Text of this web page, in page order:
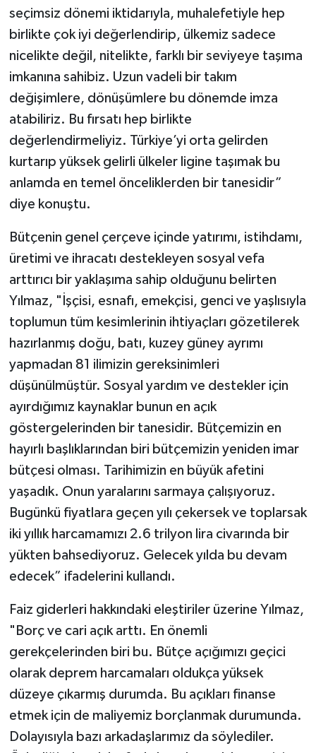
seçimsiz dönemi iktidarıyla, muhalefetiyle hep
birlikte çok iyi değerlendirip, ülkemiz sadece
nicelikte değil, nitelikte, farklı bir seviyeye taşıma
imkanına sahibiz. Uzun vadeli bir takım
değişimlere, dönüşümlere bu dönemde imza
atabiliriz. Bu fırsatı hep birlikte
değerlendirmeliyiz. Türkiye’yi orta gelirden
kurtarıp yüksek gelirli ülkeler ligine taşımak bu
anlamda en temel önceliklerden bir tanesidir”
diye konuştu.
Bütçenin genel çerçeve içinde yatırımı, istihdamı,
üretimi ve ihracatı destekleyen sosyal vefa
arttırıcı bir yaklaşıma sahip olduğunu belirten
Yılmaz, "İşçisi, esnafı, emekçisi, genci ve yaşlısıyla
toplumun tüm kesimlerinin ihtiyaçları gözetilerek
hazırlanmış doğu, batı, kuzey güney ayrımı
yapmadan 81 ilimizin gereksinimleri
düşünülmüştür. Sosyal yardım ve destekler için
ayırdığımız kaynaklar bunun en açık
göstergelerinden bir tanesidir. Bütçemizin en
hayırlı başlıklarından biri bütçemizin yeniden imar
bütçesi olması. Tarihimizin en büyük afetini
yaşadık. Onun yaralarını sarmaya çalışıyoruz.
Bugünkü fiyatlara geçen yılı çekersek ve toplarsak
iki yıllık harcamamızı 2.6 trilyon lira civarında bir
yükten bahsediyoruz. Gelecek yılda bu devam
edecek” ifadelerini kullandı.
Faiz giderleri hakkındaki eleştiriler üzerine Yılmaz,
"Borç ve cari açık arttı. En önemli
gerekçelerinden biri bu. Bütçe açığımızı geçici
olarak deprem harcamaları oldukça yüksek
düzeye çıkarmış durumda. Bu açıkları finanse
etmek için de maliyemiz borçlanmak durumunda.
Dolayısıyla bazı arkadaşlarımız da söylediler.